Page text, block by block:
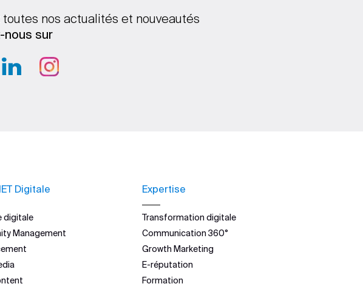
toutes nos actualités et nouveautés
nous sur
Digitale
digitale
Management
Expertise
Transformation digitale
Communication 360°
Growth Marketing
E-réputation
Formation